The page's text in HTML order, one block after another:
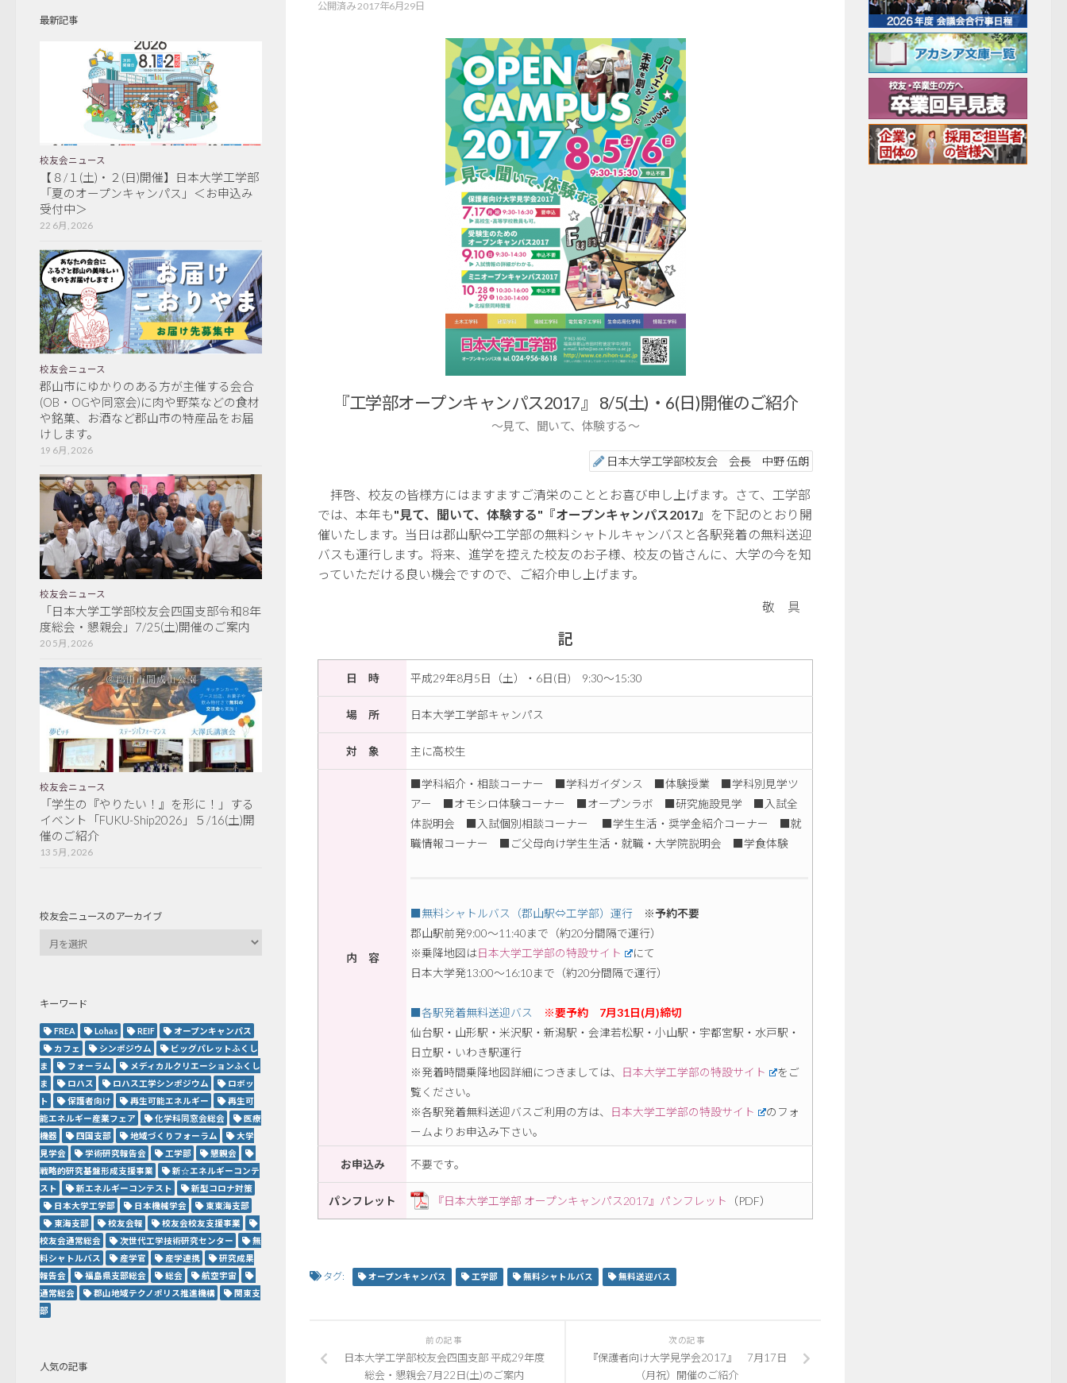
公開済み2017年6月29日
『工学部オープンキャンパス2017』 8/5(土)・6(日)開催のご紹介
～見て、聞いて、体験する～
日本大学工学部校友会 会長 中野 伍朗
拝啓、校友の皆様方にはますますご清栄のこととお喜び申し上げます。さて、工学部
では、本年も"見て、聞いて、体験する"『オープンキャンパス2017』
を下記のとおり開
催いたします。当日は郡山駅⇔工学部の無料シャトルキャンバスと各駅発着の無料送迎
バスも運行します。将来、進学を控えた校友のお子様、校友の皆さんに、大学の今を知
っていただける良い機会ですので、ご紹介申し上げます。
敬 具
記
日 時 平成29年8月5日（土）・6日(日) 9:30～15:30
場 所 日本大学工学部キャンパス
対 象 主に高校生
内 容
■学科紹介・相談コーナー ■学科ガイダンス ■体験授業 ■学科別見学ツ
アー ■オモシロ体験コーナー ■オープンラボ ■研究施設見学 ■入試全
体説明会 ■入試個別相談コーナー ■学生生活・奨学金紹介コーナー ■就
職情報コーナー ■ご父母向け学生生活・就職・大学院説明会 ■学食体験
■無料シャトルバス（郡山駅⇔工学部）運行
※予約不要
郡山駅前発9:00～11:40まで（約20分間隔で運行）
※乗降地図は日本大学工学部の特設サイト
にて
日本大学発13:00～16:10まで（約20分間隔で運行）
■各駅発着無料送迎バス
※要予約 7月31日(月)締切
仙台駅・山形駅・米沢駅・新潟駅・会津若松駅・小山駅・宇都宮駅・水戸駅・
日立駅・いわき駅運行
※発着時間乗降地図詳細につきましては、
日本大学工学部の特設サイト
をご
覧ください。
※各駅発着無料送迎バスご利用の方は、
日本大学工学部の特設サイト
のフォ
ームよりお申込み下さい。
お申込み 不要です。
パンフレット 『日本大学工学部 オープンキャンパス2017』パンフレット （PDF）
タグ: オープンキャンパス 工学部 無料シャトルバス 無料送迎バス
次の記事
『保護者向け大学見学会2017』 7月17日
（月祝）開催のご紹介
前の記事
日本大学工学部校友会四国支部 平成29年度
総会・懇親会7月22日(土)のご案内
最新記事
校友会ニュース
【８/１(土)・２(日)開催】日本大学工学部
「夏のオープンキャンパス」＜お申込み
受付中＞
22 6月, 2026
校友会ニュース
郡山市にゆかりのある方が主催する会合
(OB・OGや同窓会)に肉や野菜などの食材
や銘菓、お酒など郡山市の特産品をお届
けします。
19 6月, 2026
校友会ニュース
「日本大学工学部校友会四国支部令和8年
度総会・懇親会」7/25(土)開催のご案内
20 5月, 2026
校友会ニュース
「学生の『やりたい！』を形に！」する
イベント「FUKU-Ship2026」５/16(土)開
催のご紹介
13 5月, 2026
校友会ニュースのアーカイブ
キーワード
FREA Lohas REIF
オープンキャンパス
カフェ
シンポジウム
ビッグパレットふくし
ま
フォーラム
メディカルクリエーションふくし
ま
ロハス ロハス工学シンポジウム
ロボッ
ト
保護者向け 再生可能エネルギー
再生可
能エネルギー産業フェア
化学科同窓会総会
医療
機器
四国支部 地域づくりフォーラム
大学
見学会
学術研究報告会 工学部
懇親会
戦略的研究基盤形成支援事業
新☆エネルギーコンテ
スト
新エネルギーコンテスト
新型コロナ対策
日本大学工学部
日本機械学会
東東海支部
東海支部
校友会報
校友会校友支援事業
校友会通常総会
次世代工学技術研究センター
無
料シャトルバス
産学官 産学連携
研究成果
報告会
福島県支部総会 総会
航空宇宙
通常総会
郡山地域テクノポリス推進機構
関東支
部
人気の記事